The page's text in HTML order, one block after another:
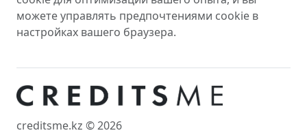
можете управлять предпочтениями cookie в
настройках вашего браузера.
creditsme.kz © 2026